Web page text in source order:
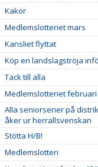
Kakor
Medlemslotteriet mars
Kansliet flyttat
Köp en landslagströja
Tack till alla
Medlemslotteriet februari
Alla seniorserier på
åker ur herrallsvenskan
Stötta H/B!
Medlemslotteri